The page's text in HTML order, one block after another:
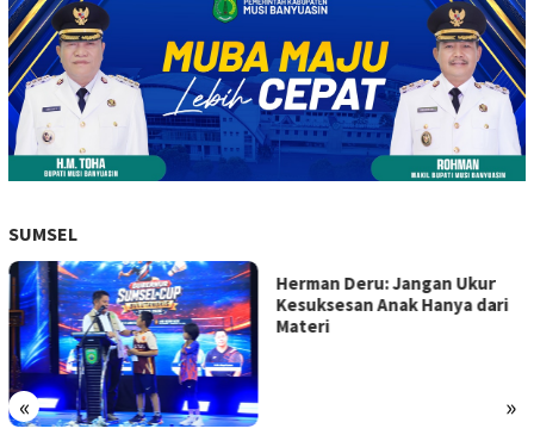
SUMSEL
« »
Herman Deru: Jangan Ukur
Kesuksesan Anak Hanya dari
Materi